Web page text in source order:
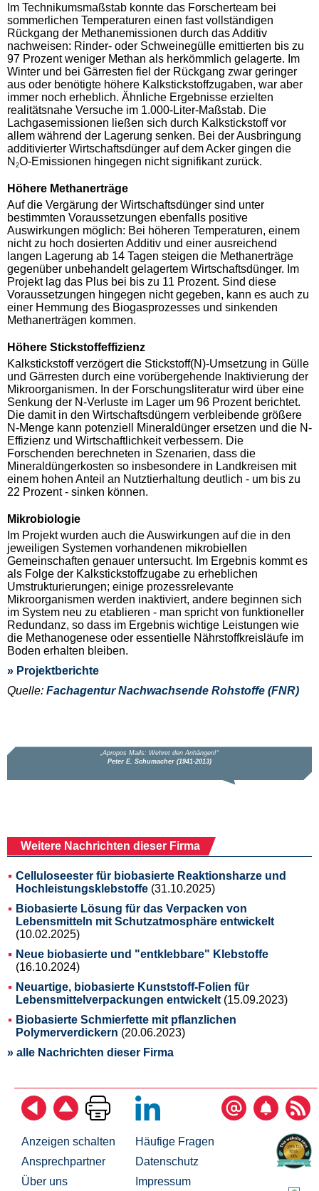
Im Technikumsmaßstab konnte das Forscherteam bei
sommerlichen Temperaturen einen fast vollständigen
Rückgang der Methanemissionen durch das Additiv
nachweisen: Rinder- oder Schweinegülle emittierten bis zu
97 Prozent weniger Methan als herkömmlich gelagerte. Im
Winter und bei Gärresten fiel der Rückgang zwar geringer
aus oder benötigte höhere Kalkstickstoffzugaben, war aber
immer noch erheblich. Ähnliche Ergebnisse erzielten
realitätsnahe Versuche im 1.000-Liter-Maßstab. Die
Lachgasemissionen ließen sich durch Kalkstickstoff vor
allem während der Lagerung senken. Bei der Ausbringung
additivierter Wirtschaftsdünger auf dem Acker gingen die
N 2O-Emissionen hingegen nicht signifikant zurück.
Höhere Methanerträge
Auf die Vergärung der Wirtschaftsdünger sind unter
bestimmten Voraussetzungen ebenfalls positive
Auswirkungen möglich: Bei höheren Temperaturen, einem
nicht zu hoch dosierten Additiv und einer ausreichend
langen Lagerung ab 14 Tagen steigen die Methanerträge
gegenüber unbehandelt gelagertem Wirtschaftsdünger. Im
Projekt lag das Plus bei bis zu 11 Prozent. Sind diese
Voraussetzungen hingegen nicht gegeben, kann es auch zu
einer Hemmung des Biogasprozesses und sinkenden
Methanerträgen kommen.
Höhere Stickstoffeffizienz
Kalkstickstoff verzögert die Stickstoff(N)-Umsetzung in Gülle
und Gärresten durch eine vorübergehende Inaktivierung der
Mikroorganismen. In der Forschungsliteratur wird über eine
Senkung der N-Verluste im Lager um 96 Prozent berichtet.
Die damit in den Wirtschaftsdüngern verbleibende größere
N-Menge kann potenziell Mineraldünger ersetzen und die N-
Effizienz und Wirtschaftlichkeit verbessern. Die
Forschenden berechneten in Szenarien, dass die
Mineraldüngerkosten so insbesondere in Landkreisen mit
einem hohen Anteil an Nutztierhaltung deutlich - um bis zu
22 Prozent - sinken können.
Mikrobiologie
Im Projekt wurden auch die Auswirkungen auf die in den
jeweiligen Systemen vorhandenen mikrobiellen
Gemeinschaften genauer untersucht. Im Ergebnis kommt es
als Folge der Kalkstickstoffzugabe zu erheblichen
Umstrukturierungen; einige prozessrelevante
Mikroorganismen werden inaktiviert, andere beginnen sich
im System neu zu etablieren - man spricht von funktioneller
Redundanz, so dass im Ergebnis wichtige Leistungen wie
die Methanogenese oder essentielle Nährstoffkreisläufe im
Boden erhalten bleiben.
» Projektberichte
Quelle: Fachagentur Nachwachsende Rohstoffe (FNR)
Weitere Nachrichten dieser Firma
Celluloseester für biobasierte Reaktionsharze und
Hochleistungsklebstoffe (31.10.2025)
Biobasierte Lösung für das Verpacken von
Lebensmitteln mit Schutzatmosphäre entwickelt
(10.02.2025)
Neue biobasierte und "entklebbare" Klebstoffe
(16.10.2024)
Neuartige, biobasierte Kunststoff-Folien für
Lebensmittelverpackungen entwickelt (15.09.2023)
Biobasierte Schmierfette mit pflanzlichen
Polymerverdickern (20.06.2023)
» alle Nachrichten dieser Firma
Anzeigen schalten
Ansprechpartner
Über uns
Häufige Fragen
Datenschutz
Impressum